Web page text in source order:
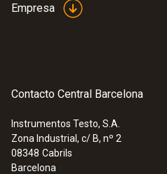
Empresa
Contacto Central Barcelona
Instrumentos Testo, S.A.
Zona Industrial, c/ B, nº 2
08348 Cabrils
Barcelona